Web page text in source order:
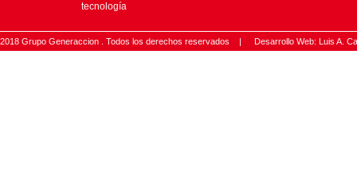
tecnología
2018 Grupo Generaccion . Todos los derechos reservados | Desarrollo Web: Luis